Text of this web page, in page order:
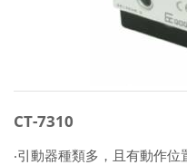
CT-7310
‧引動器種類多，且有動作位